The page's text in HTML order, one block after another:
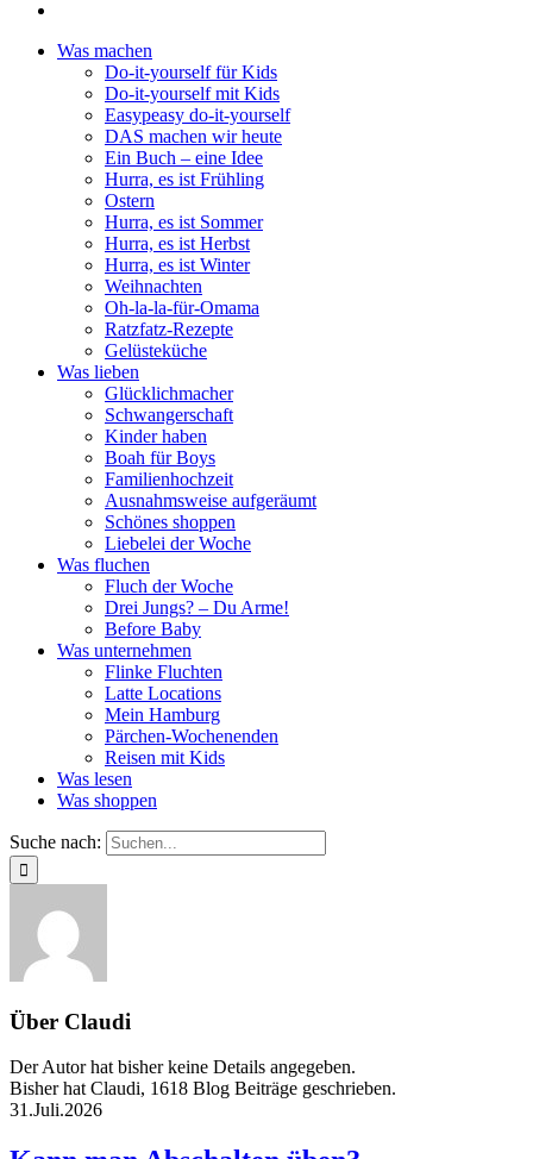
Was machen
Do-it-yourself für Kids
Do-it-yourself mit Kids
Easypeasy do-it-yourself
DAS machen wir heute
Ein Buch – eine Idee
Hurra, es ist Frühling
Ostern
Hurra, es ist Sommer
Hurra, es ist Herbst
Hurra, es ist Winter
Weihnachten
Oh-la-la-für-Omama
Ratzfatz-Rezepte
Gelüsteküche
Was lieben
Glücklichmacher
Schwangerschaft
Kinder haben
Boah für Boys
Familienhochzeit
Ausnahmsweise aufgeräumt
Schönes shoppen
Liebelei der Woche
Was fluchen
Fluch der Woche
Drei Jungs? – Du Arme!
Before Baby
Was unternehmen
Flinke Fluchten
Latte Locations
Mein Hamburg
Pärchen-Wochenenden
Reisen mit Kids
Was lesen
Was shoppen
Suche nach:
Über Claudi
Der Autor hat bisher keine Details angegeben.
Bisher hat Claudi, 1618 Blog Beiträge geschrieben.
31.Juli.2026